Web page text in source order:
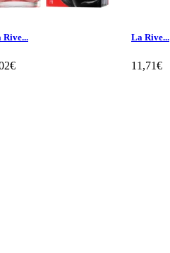
Rive... La Rive...
11,71€